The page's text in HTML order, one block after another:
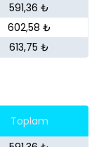
591,36 ₺
602,58 ₺
613,75 ₺
Toplam